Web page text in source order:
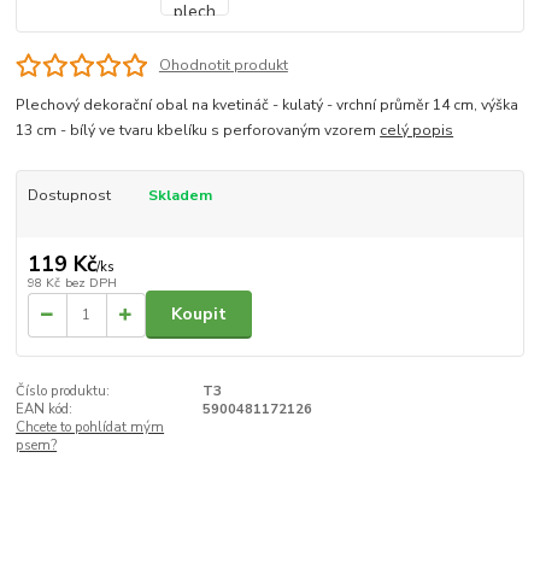
Ohodnotit produkt
Plechový dekorační obal na kvetináč - kulatý - vrchní průměr 14 cm, výška
13 cm - bílý ve tvaru kbelíku s perforovaným vzorem celý popis
Dostupnost Skladem
119 Kč/ks
98 Kč bez DPH
Koupit
Číslo produktu:
T3
EAN kód:
5900481172126
Chcete to pohlídat mým
psem?